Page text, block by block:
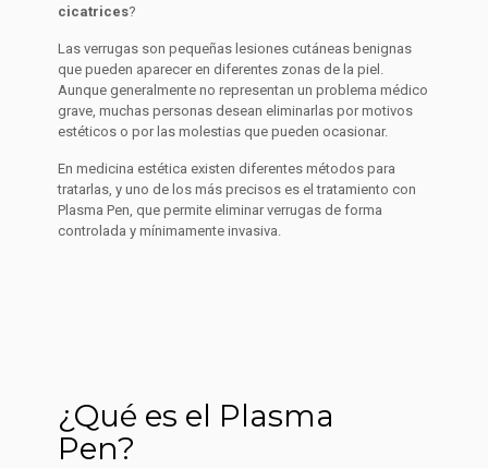
cicatrices?
Las verrugas son pequeñas lesiones cutáneas benignas
que pueden aparecer en diferentes zonas de la piel.
Aunque generalmente no representan un problema médico
grave, muchas personas desean eliminarlas por motivos
estéticos o por las molestias que pueden ocasionar.
En medicina estética existen diferentes métodos para
tratarlas, y uno de los más precisos es el tratamiento con
Plasma Pen, que permite eliminar verrugas de forma
controlada y mínimamente invasiva.
¿Qué es el Plasma
Pen?